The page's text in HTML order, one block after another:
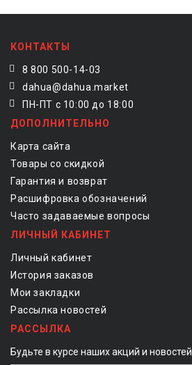
КОНТАКТЫ
8 800 500-14-03
dahua@dahua.market
ПН-ПТ с 10:00 до 18:00
ДОПОЛНИТЕЛЬНО
Карта сайта
Товары со скидкой
Гарантия и возврат
Расшифровка обозначений
Часто задаваемые вопросы
ЛИЧНЫЙ КАБИНЕТ
Личный кабинет
История заказов
Мои закладки
Рассылка новостей
РАССЫЛКА
Будьте в курсе наших акций и новостей